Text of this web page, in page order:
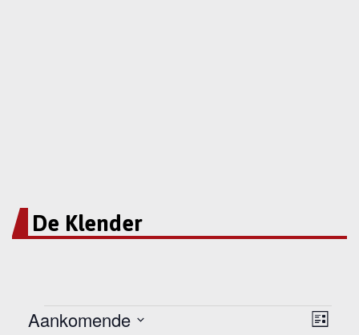
De Klender